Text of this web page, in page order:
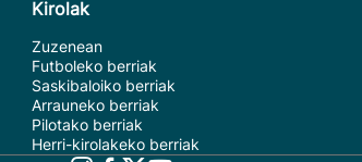
Kirolak
Zuzenean
Futboleko berriak
Saskibaloiko berriak
Arrauneko berriak
Pilotako berriak
Herri-kirolakeko berriak